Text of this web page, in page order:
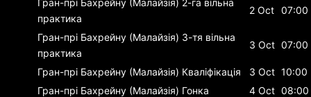
практика
2 Oct 07:00
Гран-прі Бахрейну (Малайзія) 3-тя вільна
практика
3 Oct 07:00
Гран-прі Бахрейну (Малайзія) Кваліфікація 3 Oct 10:00
Гран-прі Бахрейну (Малайзія) Гонка 4 Oct 08:00